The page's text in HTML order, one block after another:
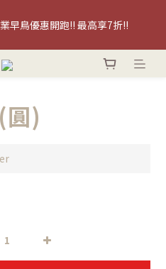
喜餅現場品鑑試吃～立即預約！
鳥優惠開跑!! 最高享7折!!
喜餅現場品鑑試吃～立即預約！
)